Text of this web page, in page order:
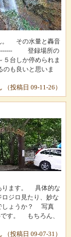
。 その水量と轟音
登録場所の
台しか停められま
も良いと思いま
投稿日 09-11-26）
ります。 具体的な
ジロ見たり、妙な
しょうか？ 写真
です。 もちろん、
投稿日 09-07-31）